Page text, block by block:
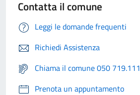
Contatta il comune
Leggi le domande frequenti
Richiedi Assistenza
Chiama il comune 050 719.111
Prenota un appuntamento